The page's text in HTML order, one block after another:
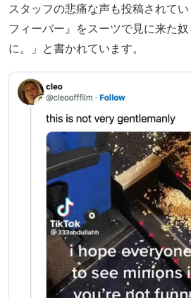
スタッフの悲痛な声も投稿されて
フィーバー』をスーツで見に来た
に。」と書かれています。